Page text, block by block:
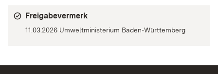
Freigabevermerk
11.03.2026 Umweltministerium Baden-Württemberg